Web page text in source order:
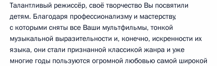
Талантливый режиссёр, своё творчество Вы посвятили
детям. Благодаря профессионализму и мастерству,
с которыми сняты все Ваши мультфильмы, тонкой
музыкальной выразительности и, конечно, искренности их
языка, они стали признанной классикой жанра и уже
многие годы пользуются огромной любовью самой широкой